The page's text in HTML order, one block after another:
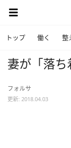
トップ 働く 整
妻が「落
フォルサ
更新: 2018.04.03